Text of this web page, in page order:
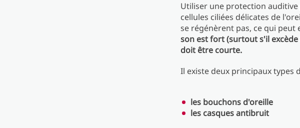
Utiliser une protection
cellules ciliées délicates de
se régénèrent pas, ce qui
son est fort (surtout s'il
doit être courte.
Il existe deux principaux types
les bouchons d'oreille
les casques antibruit